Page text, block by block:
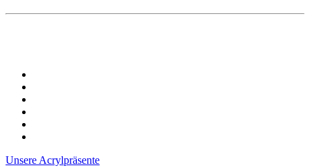
Unsere Acrylpräsente